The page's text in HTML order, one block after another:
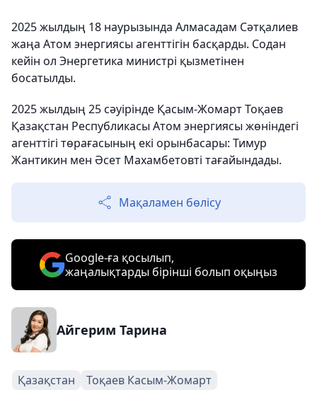
2025 жылдың 18 наурызында Алмасадам Сәтқалиев
жаңа Атом энергиясы агенттігін басқарды. Содан
кейін ол Энергетика министрі қызметінен
босатылды.
2025 жылдың 25 сәуірінде Қасым-Жомарт Тоқаев
Қазақстан Республикасы Атом энергиясы жөніндегі
агенттігі төрағасының екі орынбасары: Тимур
Жантикин мен Әсет Махамбетовті тағайындады.
Мақаламен бөлісу
Google-ға қосылып,
жаңалықтарды бірінші болып оқыңыз
Айгерим Тарина
Қазақстан Тоқаев Касым-Жомарт